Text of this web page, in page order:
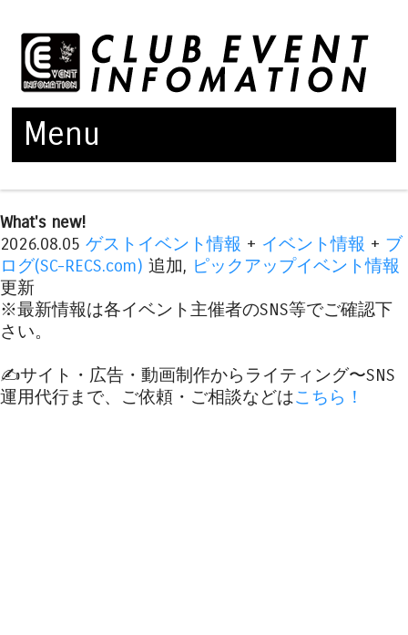
Menu
What's new!
2026.08.05 ゲストイベント情報 + イベント情報 + ブ
ログ(SC-RECS.com) 追加, ピックアップイベント情報
更新
※最新情報は各イベント主催者のSNS等でご確認下
さい。
✍️サイト・広告・動画制作からライティング〜SNS
運用代行まで、ご依頼・ご相談などはこちら！